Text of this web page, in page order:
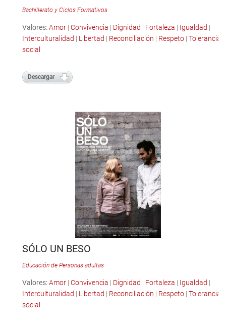
Bachillerato y Ciclos Formativos
Valores:Amor| Convivencia | Dignidad | Fortaleza | Igualdad |
Interculturalidad | Libertad | Reconciliación | Respeto| Tolerancia
social
Descargar
SÓLO UN BESO
Educación de Personas adultas
Valores:Amor| Convivencia | Dignidad | Fortaleza | Igualdad |
Interculturalidad | Libertad | Reconciliación | Respeto| Tolerancia
social